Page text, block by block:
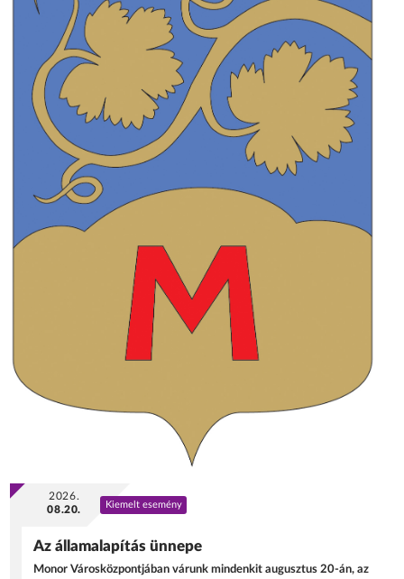
2026.
08.20.
Kiemelt esemény
Az államalapítás ünnepe
Monor Városközpontjában várunk mindenkit augusztus 20-án, az